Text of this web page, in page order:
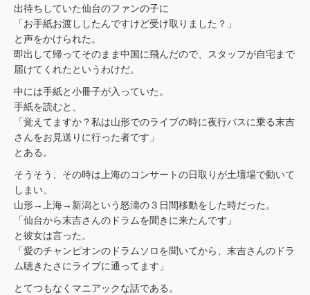
出待ちしていた仙台のファンの子に
「お手紙お渡ししたんですけど受け取りました？」
と声をかけられた。
即出して帰ってそのまま中国に飛んだので、スタッフが自宅まで
届けてくれたというわけだ。
中には手紙と小冊子が入っていた。
手紙を読むと、
「覚えてますか？私は山形でのライブの時に夜行バスに乗る末吉
さんをお見送りに行った者です」
とある。
そうそう、その時は上海のコンサートの日取りが土壇場で動いて
しまい、
山形→上海→新潟という怒濤の３日間移動をした時だった。
「仙台から末吉さんのドラムを聞きに来たんです」
と彼女は言った。
「愛のチャンピオンのドラムソロを聞いてから、末吉さんのドラ
ム聴きたさにライブに通ってます」
とてつもなくマニアックな話である。